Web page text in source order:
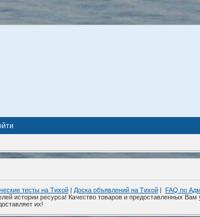
тесты на Тихой Доска объявлений на Тихой FAQ по
истории ресурса! Качество товаров и предоставленных
их!